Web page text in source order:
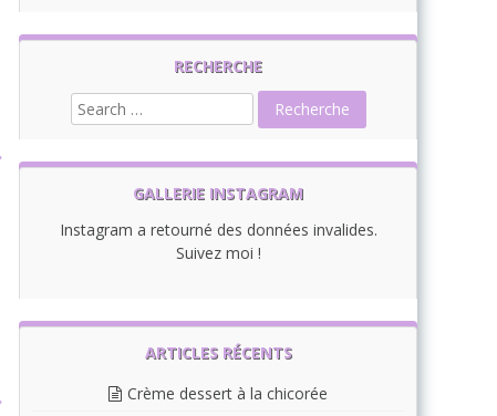
RECHERCHE
GALLERIE INSTAGRAM
Instagram a retourné des données invalides.
Suivez moi !
ARTICLES RÉCENTS
Crème dessert à la chicorée